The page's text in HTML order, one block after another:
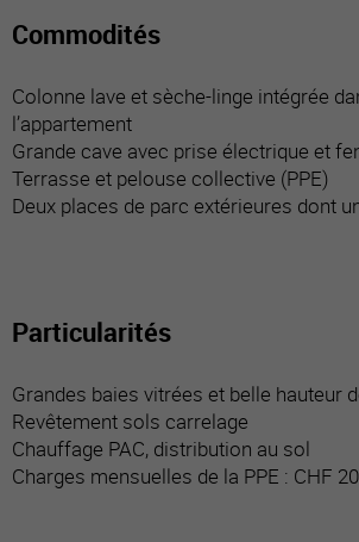
Commodités
Colonne lave et sèche-linge intégrée
l’appartement
Grande cave avec prise électrique et
Terrasse et pelouse collective (PPE)
Deux places de parc extérieures dont
Particularités
Grandes baies vitrées et belle hauteur
Revêtement sols carrelage
Chauffage PAC, distribution au sol
Charges mensuelles de la PPE : CHF